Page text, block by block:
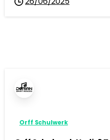
Orff Schulwerk